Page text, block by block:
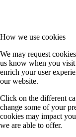
How we use cookies
We may request
us know when you
enrich your user
our website.
Click on the different
change some of your
cookies may impact
we are able to offer.